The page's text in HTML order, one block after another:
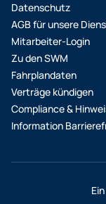
Datenschutz
AGB für unsere
Mitarbeiter-Login
Zu den SWM
Fahrplandaten
Verträge kündigen
Compliance &
Information